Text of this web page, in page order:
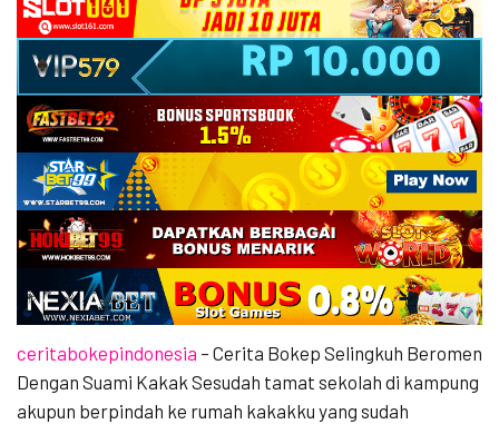
ceritabokepindonesia – Cerita Bokep Selingkuh Beromen
Dengan Suami Kakak Sesudah tamat sekolah di kampung
akupun berpindah ke rumah kakakku yang sudah